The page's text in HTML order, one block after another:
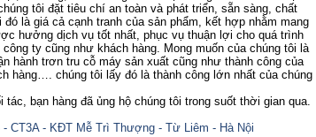
tôi đặt tiêu chí an toàn và phát triển, sẵn sàng, chất
là giá cả cạnh tranh của sản phẩm, kết hợp nhằm mang
hưởng dịch vụ tốt nhất, phục vụ thuận lợi cho quá trình
ty cũng như khách hàng. Mong muốn của chúng tôi là
hành trơn tru cỗ máy sản xuất cũng như thành công của
hàng…. chúng tôi lấy đó là thành công lớn nhất của chúng
bạn hàng đã ủng hộ chúng tôi trong suốt thời gian qua.
- CT3A - KĐT Mễ Trì Thượng - Từ Liêm - Hà Nội